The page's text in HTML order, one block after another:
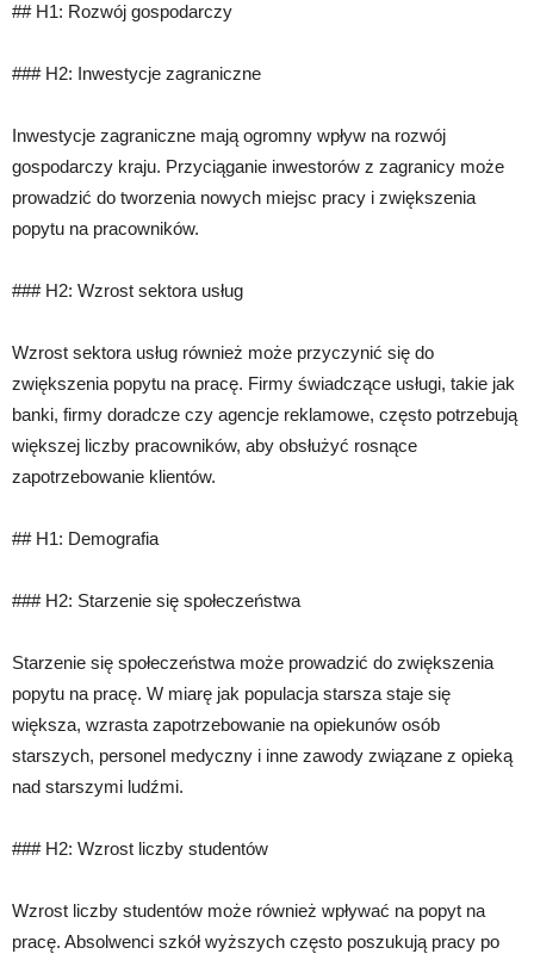
## H1: Rozwój gospodarczy
### H2: Inwestycje zagraniczne
Inwestycje zagraniczne mają ogromny wpływ na rozwój
gospodarczy kraju. Przyciąganie inwestorów z zagranicy może
prowadzić do tworzenia nowych miejsc pracy i zwiększenia
popytu na pracowników.
### H2: Wzrost sektora usług
Wzrost sektora usług również może przyczynić się do
zwiększenia popytu na pracę. Firmy świadczące usługi, takie jak
banki, firmy doradcze czy agencje reklamowe, często potrzebują
większej liczby pracowników, aby obsłużyć rosnące
zapotrzebowanie klientów.
## H1: Demografia
### H2: Starzenie się społeczeństwa
Starzenie się społeczeństwa może prowadzić do zwiększenia
popytu na pracę. W miarę jak populacja starsza staje się
większa, wzrasta zapotrzebowanie na opiekunów osób
starszych, personel medyczny i inne zawody związane z opieką
nad starszymi ludźmi.
### H2: Wzrost liczby studentów
Wzrost liczby studentów może również wpływać na popyt na
pracę. Absolwenci szkół wyższych często poszukują pracy po